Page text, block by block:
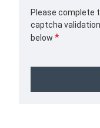
Please complete
captcha validation
below